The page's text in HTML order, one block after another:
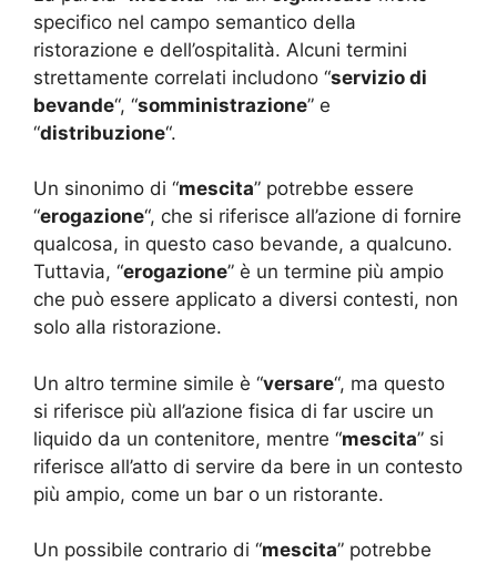
specifico nel campo semantico della
ristorazione e dell’ospitalità. Alcuni termini
strettamente correlati includono “servizio di
bevande“, “somministrazione” e
“distribuzione“.
Un sinonimo di “mescita” potrebbe essere
“erogazione“, che si riferisce all’azione di fornire
qualcosa, in questo caso bevande, a qualcuno.
Tuttavia, “erogazione” è un termine più ampio
che può essere applicato a diversi contesti, non
solo alla ristorazione.
Un altro termine simile è “versare“, ma questo
si riferisce più all’azione fisica di far uscire un
liquido da un contenitore, mentre “mescita” si
riferisce all’atto di servire da bere in un contesto
più ampio, come un bar o un ristorante.
Un possibile contrario di “mescita” potrebbe